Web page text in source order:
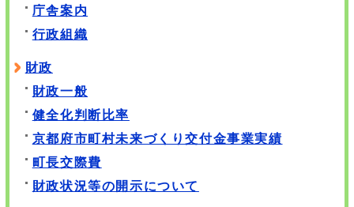
庁舎案内
行政組織
財政
財政一般
健全化判断比率
京都府市町村未来づくり交付金事業実績
町長交際費
財政状況等の開示について